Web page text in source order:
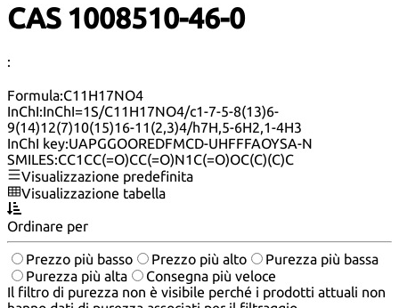
CAS 1008510-46-0
:
Formula:C11H17NO4
InChI:InChI=1S/C11H17NO4/c1-7-5-8(13)6-
9(14)12(7)10(15)16-11(2,3)4/h7H,5-6H2,1-4H3
InChI key:UAPGGOOREDFMCD-UHFFFAOYSA-N
SMILES:CC1CC(=O)CC(=O)N1C(=O)OC(C)(C)C
Visualizzazione predefinita
Visualizzazione tabella
Ordinare per
Prezzo più basso Prezzo più alto
Purezza più bassa
Purezza più alta
Consegna più veloce
Il filtro di purezza non è visibile perché i prodotti attuali non